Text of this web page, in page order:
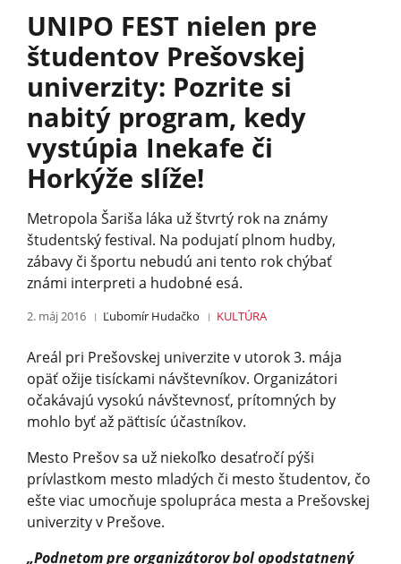
UNIPO FEST nielen pre
študentov Prešovskej
univerzity: Pozrite si
nabitý program, kedy
vystúpia Inekafe či
Horkýže slíže!
Metropola Šariša láka už štvrtý rok na známy
študentský festival. Na podujatí plnom hudby,
zábavy či športu nebudú ani tento rok chýbať
známi interpreti a hudobné esá.
2. máj 2016 Ľubomír Hudačko KULTÚRA
Areál pri Prešovskej univerzite v utorok 3. mája
opäť ožije tisíckami návštevníkov. Organizátori
očakávajú vysokú návštevnosť, prítomných by
mohlo byť až päťtisíc účastníkov.
Mesto Prešov sa už niekoľko desaťročí pýši
prívlastkom mesto mladých či mesto študentov, čo
ešte viac umocňuje spolupráca mesta a Prešovskej
univerzity v Prešove.
„Podnetom pre organizátorov bol opodstatnený